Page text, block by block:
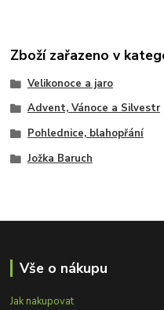
Zboží zařazeno v
Velikonoce a jaro
Advent, Vánoce a Silvestr
Pohlednice, blahopřání
Jožka Baruch
Vše o nákupu
Jak nakupovat